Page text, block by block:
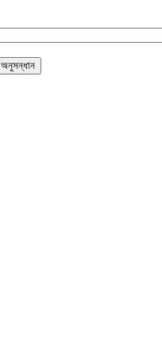
অনুসন্ধান